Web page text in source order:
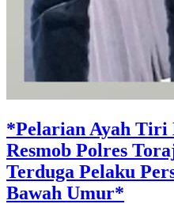
*Pelarian Ayah Tiri
Resmob Polres
Terduga Pelaku
Bawah Umur*